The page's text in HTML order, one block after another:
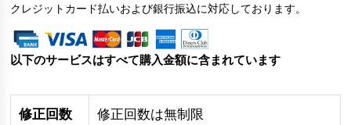
クレジットカード払いおよび銀行振込に対応しております。
以下のサービスはすべて購入金額に含まれています
修正回数 修正回数は無制限